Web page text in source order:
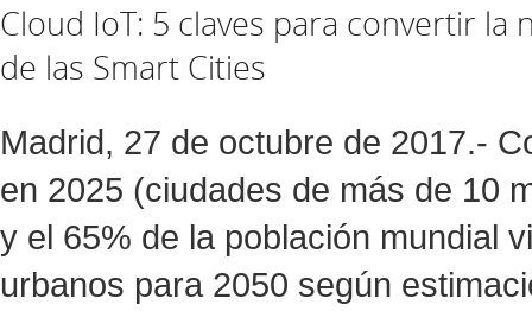
Cloud IoT: 5 claves para convertir la
de las Smart Cities
Madrid, 27 de octubre de 2017.-
en 2025 (ciudades de más de 10
y el 65% de la población mundial
urbanos para 2050 según